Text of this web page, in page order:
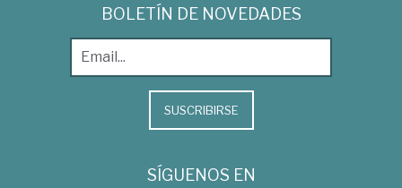
BOLETÍN DE NOVEDADES
SUSCRIBIRSE
SÍGUENOS EN